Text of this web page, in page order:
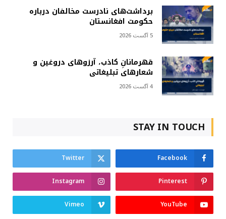
برداشت‌های نادرست مخالفان درباره
حکومت افغانستان
5 آگست 2026
قهرمانانِ کاذب، آرزوهای دروغین و
شعارهای تبلیغاتی
4 آگست 2026
STAY IN TOUCH
Facebook
Twitter
Pinterest
Instagram
YouTube
Vimeo